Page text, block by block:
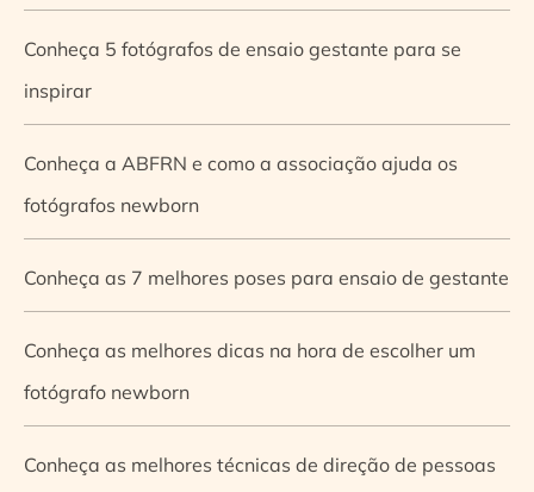
Conheça 5 fotógrafos de ensaio gestante para se
inspirar
Conheça a ABFRN e como a associação ajuda os
fotógrafos newborn
Conheça as 7 melhores poses para ensaio de gestante
Conheça as melhores dicas na hora de escolher um
fotógrafo newborn
Conheça as melhores técnicas de direção de pessoas